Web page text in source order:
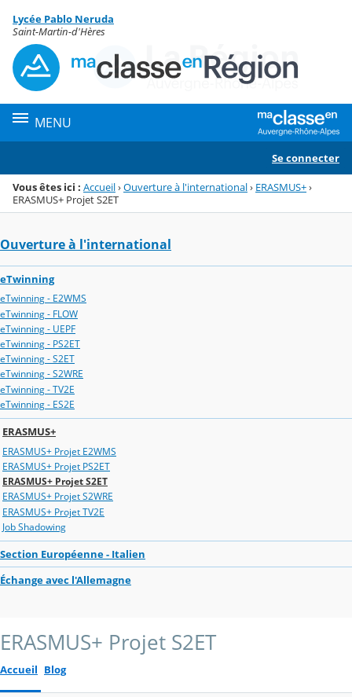
Menu de la rubrique
Contenu
Lycée Pablo Neruda
Saint-Martin-d'Hères
MENU
Se connecter
Vous êtes ici : Accueil›Ouverture à l'international› ERASMUS+›
ERASMUS+ Projet S2ET
Ouverture à l'international
eTwinning
eTwinning - E2WMS
eTwinning - FLOW
eTwinning - UEPF
eTwinning - PS2ET
eTwinning - S2ET
eTwinning - S2WRE
eTwinning - TV2E
eTwinning - ES2E
ERASMUS+
ERASMUS+ Projet E2WMS
ERASMUS+ Projet PS2ET
ERASMUS+ Projet S2ET
ERASMUS+ Projet S2WRE
ERASMUS+ Projet TV2E
Job Shadowing
Section Européenne - Italien
Échange avec l'Allemagne
ERASMUS+ Projet S2ET
Accueil Blog